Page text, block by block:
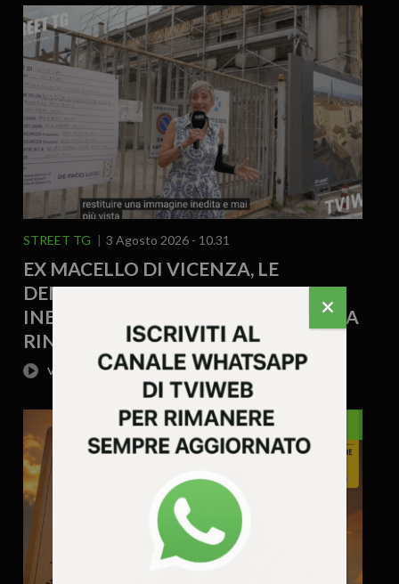
STREET TG 3 Agosto 2026 - 10.31
EX MACELLO DI VICENZA, LE
DEMOLIZIONI SVELANO UN VOLTO
INEDITO DEL CENTRO STORICO: UNA
RINASCITA DA 8 MILIONI DI EURO